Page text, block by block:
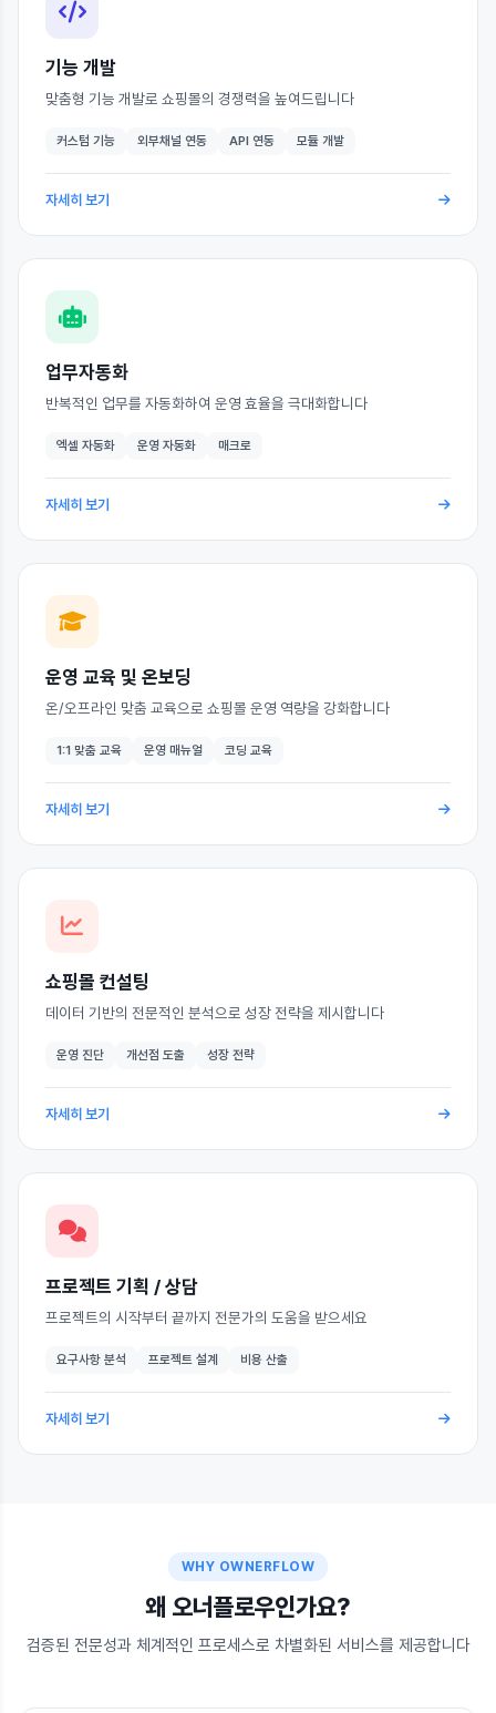
기능 개발
맞춤형 기능 개발로 쇼핑몰의 경쟁력을 높여드립니다
커스텀 기능 외부채널 연동 API 연동 모듈 개발
자세히 보기
업무자동화
반복적인 업무를 자동화하여 운영 효율을 극대화합니다
엑셀 자동화 운영 자동화 매크로
자세히 보기
운영 교육 및 온보딩
온/오프라인 맞춤 교육으로 쇼핑몰 운영 역량을 강화합니다
1:1 맞춤 교육 운영 매뉴얼 코딩 교육
자세히 보기
쇼핑몰 컨설팅
데이터 기반의 전문적인 분석으로 성장 전략을 제시합니다
운영 진단 개선점 도출 성장 전략
자세히 보기
프로젝트 기획 / 상담
프로젝트의 시작부터 끝까지 전문가의 도움을 받으세요
요구사항 분석 프로젝트 설계 비용 산출
자세히 보기
WHY OWNERFLOW
왜 오너플로우인가요?
검증된 전문성과 체계적인 프로세스로 차별화된 서비스를 제공합니다